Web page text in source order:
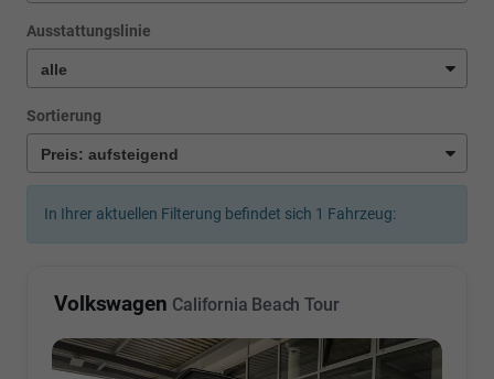
Ausstattungslinie
Sortierung
In Ihrer aktuellen Filterung befindet sich 1 Fahrzeug:
Volkswagen California Beach Tour